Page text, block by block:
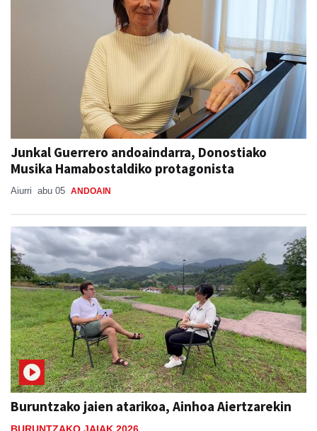
Junkal Guerrero andoaindarra, Donostiako
Musika Hamabostaldiko protagonista
Aiurri abu 05 ANDOAIN
Buruntzako jaien atarikoa, Ainhoa Aiertzarekin